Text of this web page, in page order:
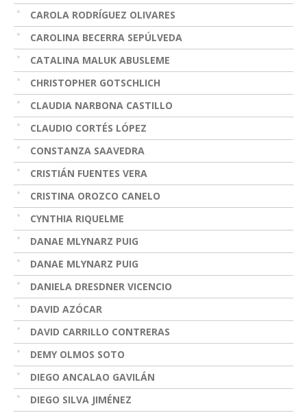
CAROLA RODRÍGUEZ OLIVARES
CAROLINA BECERRA SEPÚLVEDA
CATALINA MALUK ABUSLEME
CHRISTOPHER GOTSCHLICH
CLAUDIA NARBONA CASTILLO
CLAUDIO CORTÉS LÓPEZ
CONSTANZA SAAVEDRA
CRISTIÁN FUENTES VERA
CRISTINA OROZCO CANELO
CYNTHIA RIQUELME
DANAE MLYNARZ PUIG
DANAE MLYNARZ PUIG
DANIELA DRESDNER VICENCIO
DAVID AZÓCAR
DAVID CARRILLO CONTRERAS
DEMY OLMOS SOTO
DIEGO ANCALAO GAVILÁN
DIEGO SILVA JIMÉNEZ